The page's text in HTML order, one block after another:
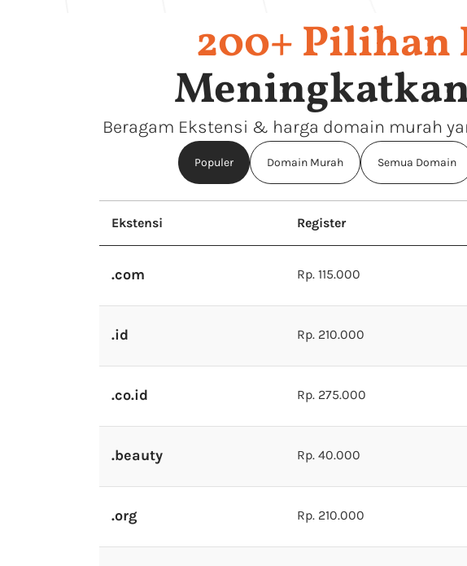
200+
Beragam Ekstensi & harga domain murah
Populer Domain Murah Semua Domain
Ekstensi Register
.com Rp. 115.000
.id Rp. 210.000
.co.id Rp. 275.000
.beauty Rp. 40.000
.org Rp. 210.000